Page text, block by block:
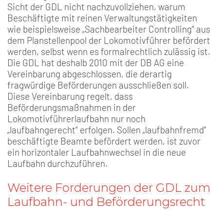
Sicht der GDL nicht nachzuvollziehen, warum
Beschäftigte mit reinen Verwaltungstätigkeiten
wie beispielsweise „Sachbearbeiter Controlling“ aus
dem Planstellenpool der Lokomotivführer befördert
werden, selbst wenn es formalrechtlich zulässig ist.
Die GDL hat deshalb 2010 mit der DB AG eine
Vereinbarung abgeschlossen, die derartig
fragwürdige Beförderungen ausschließen soll.
Diese Vereinbarung regelt, dass
Beförderungsmaßnahmen in der
Lokomotivführerlaufbahn nur noch
„laufbahngerecht“ erfolgen. Sollen „laufbahnfremd“
beschäftigte Beamte befördert werden, ist zuvor
ein horizontaler Laufbahnwechsel in die neue
Laufbahn durchzuführen.
Weitere Forderungen der GDL zum
Laufbahn- und Beförderungsrecht